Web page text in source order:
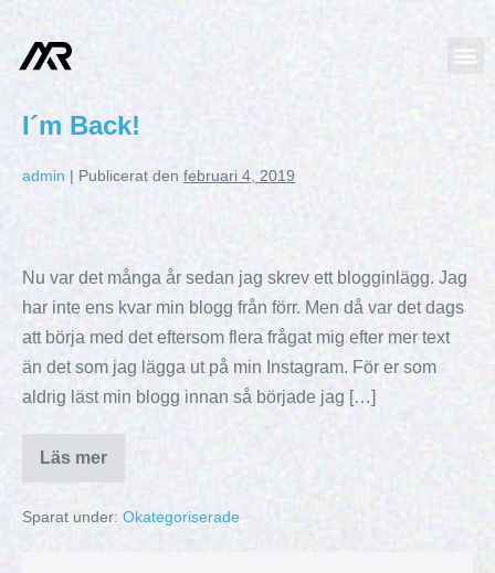
I´m Back!
admin | Publicerat den februari 4, 2019
Nu var det många år sedan jag skrev ett blogginlägg. Jag
har inte ens kvar min blogg från förr. Men då var det dags
att börja med det eftersom flera frågat mig efter mer text
än det som jag lägga ut på min Instagram. För er som
aldrig läst min blogg innan så började jag […]
Läs mer
Sparat under: Okategoriserade